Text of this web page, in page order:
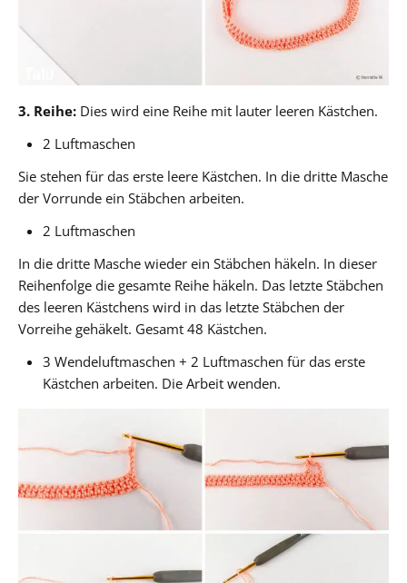
3. Reihe: Dies wird eine Reihe mit lauter leeren Kästchen.
2 Luftmaschen
Sie stehen für das erste leere Kästchen. In die dritte Masche
der Vorrunde ein Stäbchen arbeiten.
2 Luftmaschen
In die dritte Masche wieder ein Stäbchen häkeln. In dieser
Reihenfolge die gesamte Reihe häkeln. Das letzte Stäbchen
des leeren Kästchens wird in das letzte Stäbchen der
Vorreihe gehäkelt. Gesamt 48 Kästchen.
3 Wendeluftmaschen + 2 Luftmaschen für das erste
Kästchen arbeiten. Die Arbeit wenden.